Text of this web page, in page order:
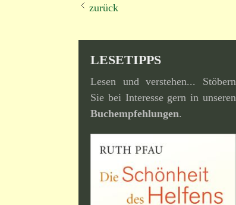
zurück
LESETIPPS
Lesen und verstehen... Stöbern
Sie bei Interesse gern in unseren
Buchempfehlungen.